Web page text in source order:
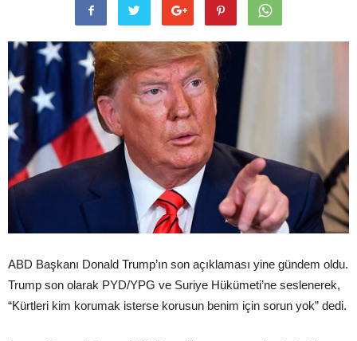
ABD Başkanı Donald Trump’ın son açıklaması yine gündem oldu.
Trump son olarak PYD/YPG ve Suriye Hükümeti’ne seslenerek,
“Kürtleri kim korumak isterse korusun benim için sorun yok” dedi.